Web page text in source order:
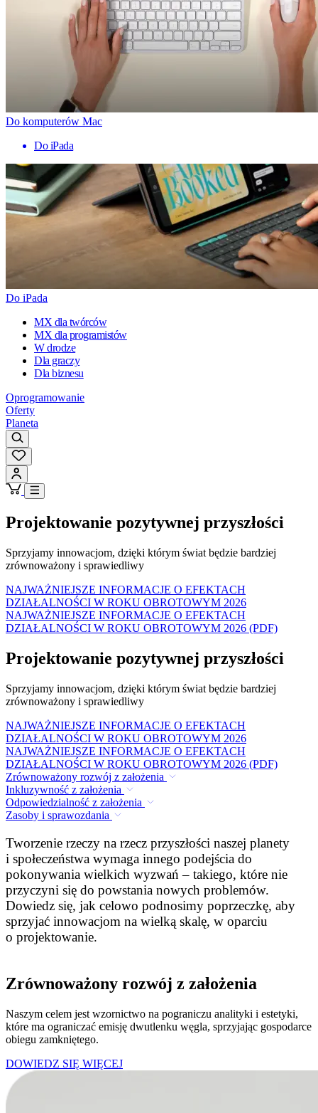
Do komputerów Mac
Do iPada
Do iPada
MX dla twórców
MX dla programistów
W drodze
Dla graczy
Dla biznesu
Oprogramowanie
Oferty
Planeta
Projektowanie pozytywnej przyszłości
Sprzyjamy innowacjom, dzięki którym świat będzie bardziej
zrównoważony i sprawiedliwy
NAJWAŻNIEJSZE INFORMACJE O EFEKTACH
DZIAŁALNOŚCI W ROKU OBROTOWYM 2026
NAJWAŻNIEJSZE INFORMACJE O EFEKTACH
DZIAŁALNOŚCI W ROKU OBROTOWYM 2026 (PDF)
Projektowanie pozytywnej przyszłości
Sprzyjamy innowacjom, dzięki którym świat będzie bardziej
zrównoważony i sprawiedliwy
NAJWAŻNIEJSZE INFORMACJE O EFEKTACH
DZIAŁALNOŚCI W ROKU OBROTOWYM 2026
NAJWAŻNIEJSZE INFORMACJE O EFEKTACH
DZIAŁALNOŚCI W ROKU OBROTOWYM 2026 (PDF)
Zrównoważony rozwój z założenia
Inkluzywność z założenia
Odpowiedzialność z założenia
Zasoby i sprawozdania
Tworzenie rzeczy na rzecz przyszłości naszej planety
i społeczeństwa wymaga innego podejścia do
pokonywania wielkich wyzwań – takiego, które nie
przyczyni się do powstania nowych problemów.
Dowiedz się, jak celowo podnosimy poprzeczkę, aby
sprzyjać innowacjom na wielką skalę, w oparciu
o projektowanie.
Zrównoważony rozwój z założenia
Naszym celem jest wzornictwo na pograniczu analityki i estetyki,
które ma ograniczać emisję dwutlenku węgla, sprzyjając gospodarce
obiegu zamkniętego.
DOWIEDZ SIĘ WIĘCEJ